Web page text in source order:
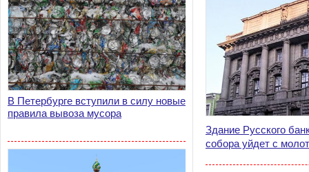
В Петербурге вступили в силу новые
правила вывоза мусора
Здание Русского
собора уйдет с